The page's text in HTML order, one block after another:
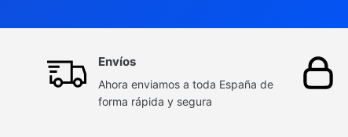
Envíos
Ahora enviamos a toda España de
forma rápida y segura